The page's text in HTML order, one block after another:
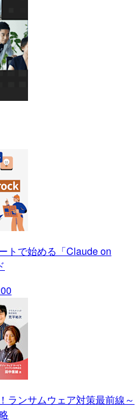
トで始める「Claude on
ランサムウェア対策最前線～